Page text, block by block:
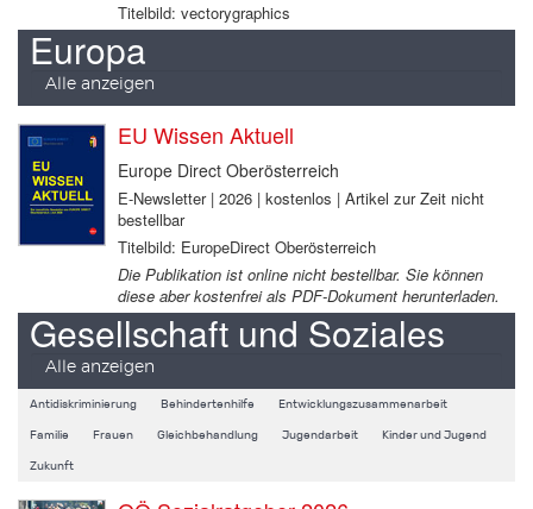
Titelbild: vectorygraphics
Europa
Alle anzeigen
EU Wissen Aktuell
Europe Direct Oberösterreich
E-Newsletter | 2026 | kostenlos | Artikel zur Zeit nicht
bestellbar
Titelbild: EuropeDirect Oberösterreich
Die Publikation ist online nicht bestellbar. Sie können
diese aber kostenfrei als PDF-Dokument herunterladen.
Gesellschaft und Soziales
Alle anzeigen
Antidiskriminierung Behindertenhilfe Entwicklungszusammenarbeit
Familie Frauen Gleichbehandlung Jugendarbeit Kinder und Jugend
Zukunft